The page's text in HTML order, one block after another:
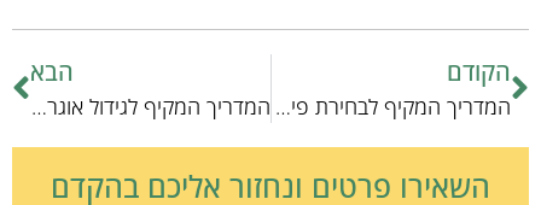
הקודם
המדריך המקיף לבחירת פיזיותרפיה מהירה לחיות מחמד
הבא
המדריך המקיף לגידול אוגרים: טיפים וסודות מקצועיים
השאירו פרטים ונחזור אליכם בהקדם